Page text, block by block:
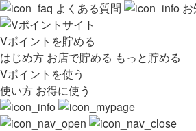
よくある質問
Vポイントを貯める
はじめ方 お店で貯める もっと貯める
Vポイントを使う
使い方 お得に使う